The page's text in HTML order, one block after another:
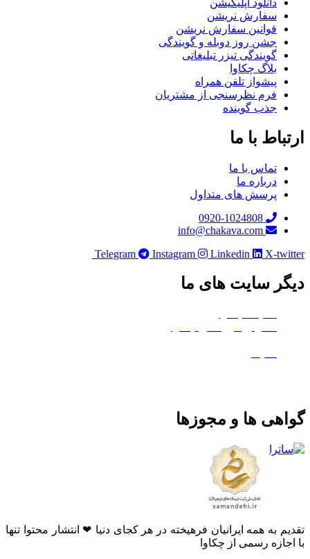
سفارش نریشن
قوانین سفارش نریشن
جشن روز دوبله و گویندگی
گویندگی تیزر تبلیغاتی
بلاگ چکاوا
پیشواز تلفن همراه
فرم نظرسنجی از مشتریان
جذب گوینده
با ما
تماس با ما
درباره ما
پرسش های متداول
0920-1024808
info@chakava.com
Telegram
Instagram Linkedin X-
سایت های ما
ها و مجوزها
به همه ایرانیان فرهیخته در هر کجای دنیا ❤ انتشار محتوا تنها
رسمی از چکاوا